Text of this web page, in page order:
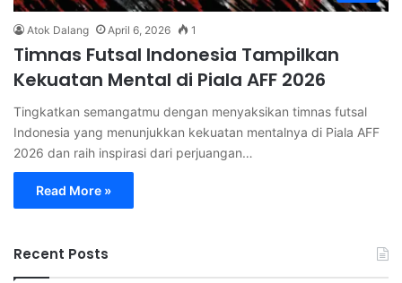
Atok Dalang April 6, 2026 1
Timnas Futsal Indonesia Tampilkan
Kekuatan Mental di Piala AFF 2026
Tingkatkan semangatmu dengan menyaksikan timnas futsal
Indonesia yang menunjukkan kekuatan mentalnya di Piala AFF
2026 dan raih inspirasi dari perjuangan…
Read More »
Recent Posts